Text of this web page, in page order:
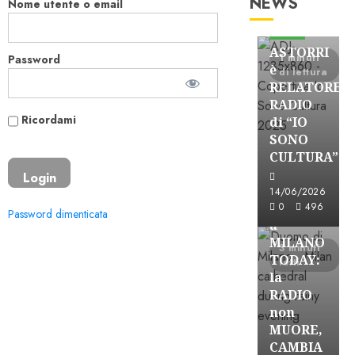
Nome utente o email
Password
Ricordami
Password dimenticata
1 minuti
di lettura
Astorri News
ASTORRI
è
RELATORE
RADIO
di “IO
SONO
CULTURA”
14/06/2026
0
496
3 minuti
letti
FREE
ASTORRI
a
MILANO
TODAY:
la
RADIO
non
MUORE,
CAMBIA